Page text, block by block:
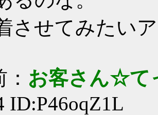
させてみたい
お客さん☆て
ID:P46oqZ1L